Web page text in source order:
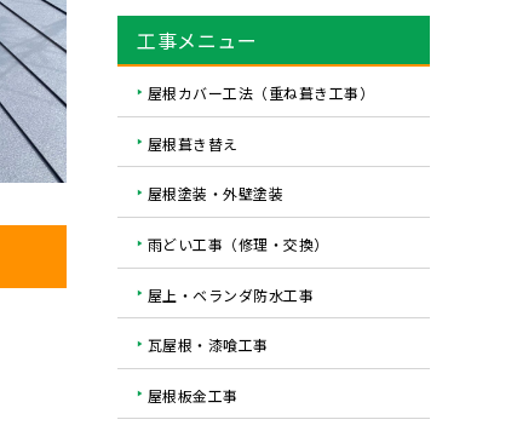
工事メニュー
屋根カバー工法（重ね葺き工事）
屋根葺き替え
屋根塗装・外壁塗装
雨どい工事（修理・交換）
屋上・ベランダ防水工事
瓦屋根・漆喰工事
屋根板金工事